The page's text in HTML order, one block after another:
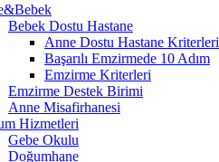
Bebek Dostu Hastane
Anne Dostu Hastane Kriterleri
Başarılı Emzirmede 10 Adım
Emzirme Kriterleri
Emzirme Destek Birimi
Anne Misafirhanesi
Hizmetleri
Gebe Okulu
Doğumhane